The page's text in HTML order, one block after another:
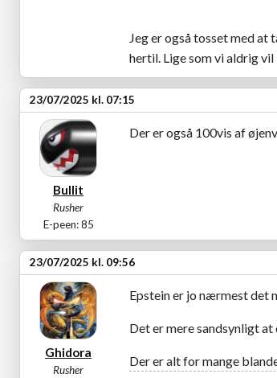
Jeg er også tosset med
hertil. Lige som vi aldrig
23/07/2025 kl. 07:15
Bullit
Rusher
E-peen: 85
Der er også 100vis af
23/07/2025 kl. 09:56
Ghidora
Rusher
Epstein er jo nærmest det
Det er mere sandsynligt
Der er alt for mange